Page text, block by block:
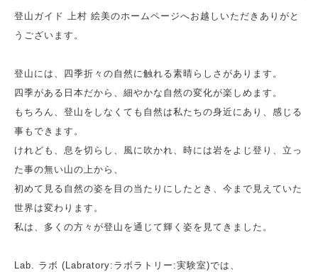
登山ガイド 上村 絵美のホームページへお越しいただきありがと
うございます。
登山には、四季折々の自然に触れる素晴らしさがあります。
四季がある日本だから、細やかな自然の変化が楽しめます。
もちろん、登山をしなくても自然は私たちの身近にあり、感じる
事もできます。
けれども、息を切らし、風に吹かれ、時には岩をよじ登り、立っ
た事の無い山の上から、
初めて見る自然の姿を目の当たりにしたとき、今まで見えていた
世界は変わります。
私は、多くの方々が登山を通じて輝く姿を見てきました。
Lab. ラボ (Labratory: ラボラトリー:実験室)では、